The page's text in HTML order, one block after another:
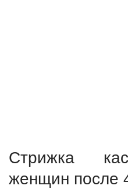
Стрижка
женщин после